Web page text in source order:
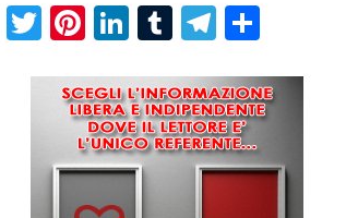
EmailTwitter
Pinterest
LinkedIn
TumblrTelegram